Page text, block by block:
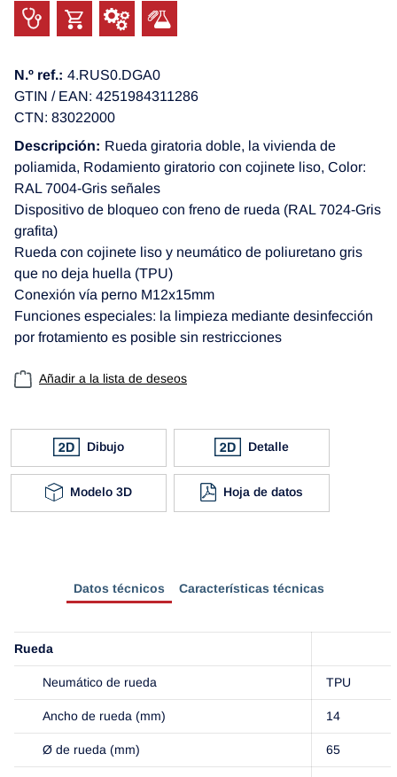
N.º ref.: 4.RUS0.DGA0
GTIN / EAN: 4251984311286
CTN: 83022000
Descripción: Rueda giratoria doble, la vivienda de
poliamida, Rodamiento giratorio con cojinete liso, Color:
RAL 7004-Gris señales
Dispositivo de bloqueo con freno de rueda (RAL 7024-Gris
grafita)
Rueda con cojinete liso y neumático de poliuretano gris
que no deja huella (TPU)
Conexión vía perno M12x15mm
Funciones especiales: la limpieza mediante desinfección
por frotamiento es posible sin restricciones
Añadir a la lista de deseos
Dibujo Detalle
Modelo 3D Hoja de datos
Datos técnicos Características técnicas
Rueda
Neumático de rueda TPU
Ancho de rueda (mm) 14
Ø de rueda (mm) 65